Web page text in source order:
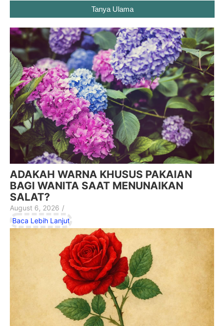
Tanya Ulama
ADAKAH WARNA KHUSUS PAKAIAN
BAGI WANITA SAAT MENUNAIKAN
SALAT?
August 6, 2026 /
Baca Lebih Lanjut